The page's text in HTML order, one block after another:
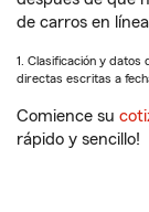
de carros en
1. Clasificación y datos
directas escritas a
Comience su
rápido y sencillo!